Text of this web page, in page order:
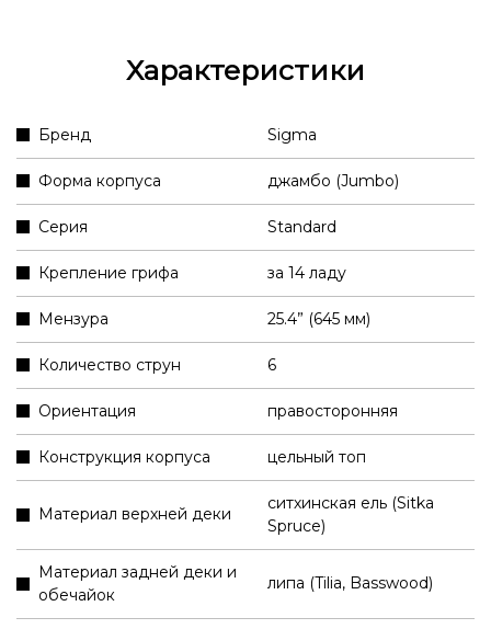
Характеристики
Бренд Sigma
Форма корпуса джамбо (Jumbo)
Серия Standard
Крепление грифа за 14 ладу
Мензура 25.4” (645 мм)
Количество струн 6
Ориентация правосторонняя
Конструкция корпуса цельный топ
Материал верхней деки
ситхинская ель (Sitka
Spruce)
Материал задней деки и
обечайок
липа (Tilia, Basswood)